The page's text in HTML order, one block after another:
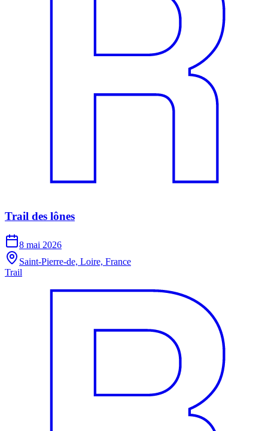
Trail des lônes
8 mai 2026
Saint-Pierre-de, Loire, France
Trail